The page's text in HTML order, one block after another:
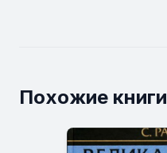
Похожие книги